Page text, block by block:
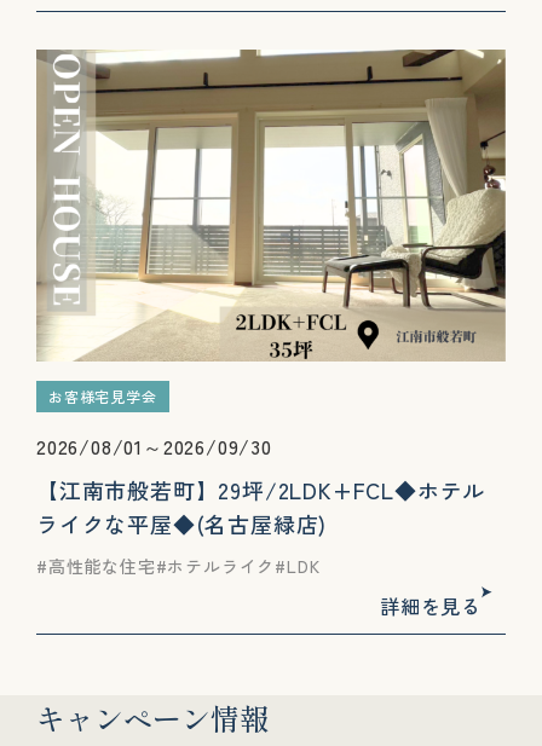
お客様宅見学会
2026/08/01～2026/09/30
【江南市般若町】29坪/2LDK+FCL◆ホテル
ライクな平屋◆(名古屋緑店)
高性能な住宅 ホテルライク LDK
詳細を見る
キャンペーン情報